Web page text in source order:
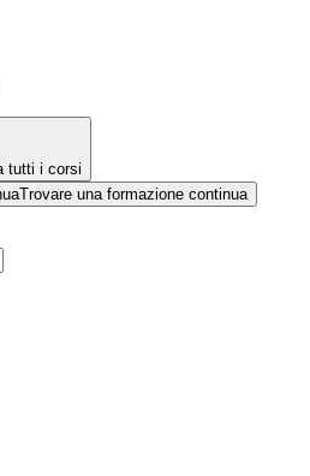
tutti i corsi
Trovare una formazione continua